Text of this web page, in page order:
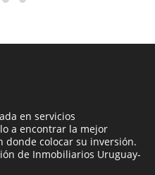
en servicios
a encontrar la mejor
donde colocar su inversión.
de Inmobiliarios Uruguay-